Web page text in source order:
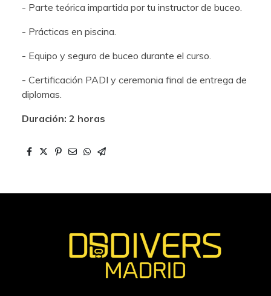
- Parte teórica impartida por tu instructor de buceo.
- Prácticas en piscina.
- Equipo y seguro de buceo durante el curso.
- Certificación PADI y ceremonia final de entrega de
diplomas.
Duración: 2 horas